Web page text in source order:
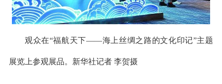
观众在“福航天下——海上丝绸之路的文化印记”主题
展览上参观展品。新华社记者 李贺摄